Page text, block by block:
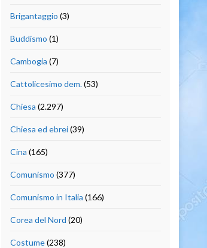
Brigantaggio (3)
Buddismo (1)
Cambogia (7)
Cattolicesimo dem.(53)
Chiesa (2.297)
Chiesa ed ebrei(39)
Cina (165)
Comunismo (377)
Comunismo in Italia (166)
Corea del Nord (20)
Costume(238)